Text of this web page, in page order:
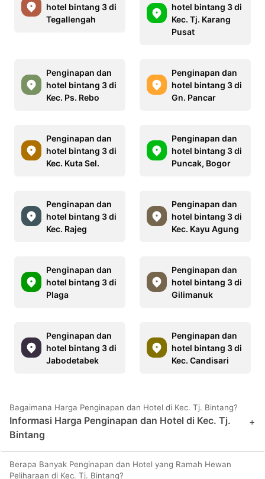
hotel bintang 3 di
Tegallengah
hotel bintang 3 di
Kec. Tj. Karang
Pusat
Penginapan dan
hotel bintang 3 di
Kec. Ps. Rebo
Penginapan dan
hotel bintang 3 di
Gn. Pancar
Penginapan dan
hotel bintang 3 di
Kec. Kuta Sel.
Penginapan dan
hotel bintang 3 di
Puncak, Bogor
Penginapan dan
hotel bintang 3 di
Kec. Rajeg
Penginapan dan
hotel bintang 3 di
Kec. Kayu Agung
Penginapan dan
hotel bintang 3 di
Plaga
Penginapan dan
hotel bintang 3 di
Gilimanuk
Penginapan dan
hotel bintang 3 di
Jabodetabek
Penginapan dan
hotel bintang 3 di
Kec. Candisari
Bagaimana Harga Penginapan dan Hotel di Kec. Tj. Bintang?
Informasi Harga Penginapan dan Hotel di Kec. Tj.
Bintang
+
Berapa Banyak Penginapan dan Hotel yang Ramah Hewan
Peliharaan di Kec. Tj. Bintang?